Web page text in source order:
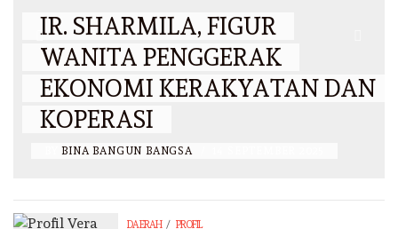
IR. SHARMILA, FIGUR
WANITA PENGGERAK
EKONOMI KERAKYATAN DAN
KOPERASI
BINA BANGUN BANGSA
DAERAH / PROFIL